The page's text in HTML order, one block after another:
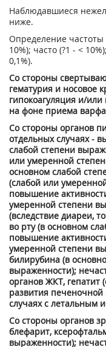
Наблюдавшиеся
ниже.
Определение
10%); часто (?1 - <
0,1%).
Со стороны
гематурия и носовое
гипокоагуляция и/
на фоне приема
Со стороны органов
отдельных случаях -
слабой степени
или умеренной
основном слабой
(слабой или
повышение
умеренной степени
(вследствие диареи,
во рту (в основном
повышение
умеренной степени
билирубина (в
выраженности);
органов ЖКТ, гепатит
развития печеночной
случаях с летальным
Со стороны органов
блефарит,
выраженности);